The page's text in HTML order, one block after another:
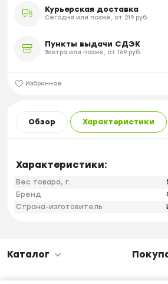
Курьерская доставка
Сегодня или позже, от 219 руб.
Пункты выдачи СДЭК
Завтра или позже, от 169 руб.
Избранное
Обзор Характеристики
Характеристики:
Вес товара, г.
Бренд
Страна-изготовитель
Каталог